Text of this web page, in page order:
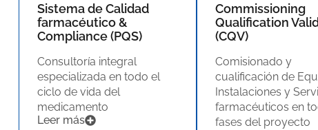
Sistema de Calidad
farmacéutico &
Compliance (PQS)
Consultoría integral
especializada en todo el
ciclo de vida del
medicamento
Leer más
Commissioning
Qualification
(CQV)
Comisionado y
cualificación de
Instalaciones y
farmacéuticos en
fases del proyecto